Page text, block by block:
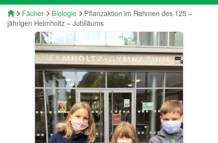
Startseite
Fächer Biologie
Pflanzaktion im Rahmen des 125 –
jährigen Helmholtz – Jubiläums